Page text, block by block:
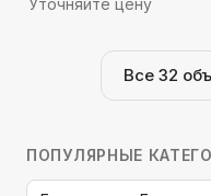
Уточняйте цену
Все 32
ПОПУЛЯРНЫЕ